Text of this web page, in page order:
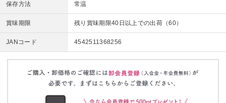
保存方法 常温
賞味期限 残り賞味期限40日以上での出荷（60）
JANコード 4542511368256